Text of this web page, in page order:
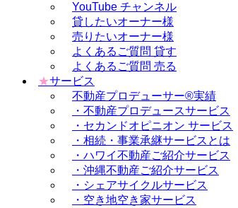
YouTube チャンネル
貸したいオーナー様
売りたいオーナー様
よくあるご質問 貸す
よくあるご質問 売る
★サービス
不動産プロデューサー®実績
・不動産プロデュースサービス
・セカンドオピニオン サービス
・相続・事業承継サービスとは
・ハワイ不動産ご紹介サービス
・沖縄不動産ご紹介サービス
・シェアサイクルサービス
・空き地空き家サービス